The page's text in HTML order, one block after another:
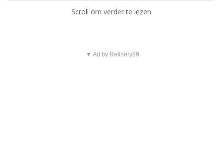
Scroll om verder te lezen
▼ Ad by Refinery89